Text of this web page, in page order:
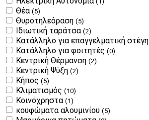
Θέα (5)
Θυροτηλεόραση (5)
Ιδιωτική ταράτσα (2)
Κατάλληλο για επαγγελματική στέγη
Κατάλληλο για φοιτητές (0)
Κεντρική Θέρμανση (2)
Κεντρική Ψύξη (2)
Κήπος (5)
Κλιματισμός (10)
Κοινόχρηστα (1)
κουφώματα αλουμινίου (5)